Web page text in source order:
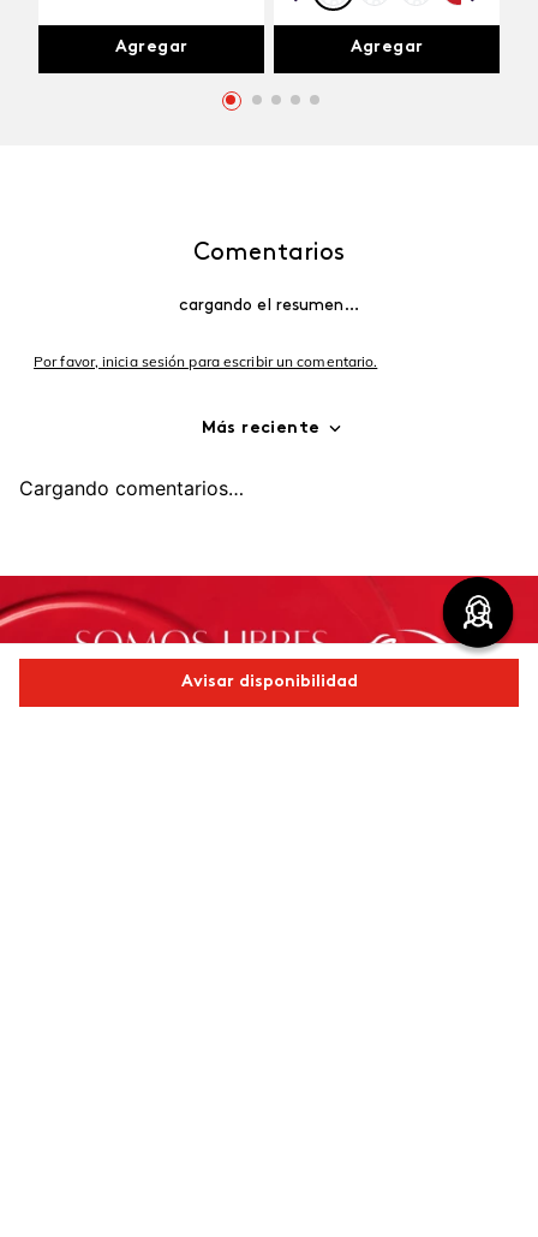
Avisar disponibilidad
Agregar Agregar
Comentarios
cargando el resumen…
Por favor, inicia sesión para escribir un comentario.
Más reciente
Cargando comentarios…